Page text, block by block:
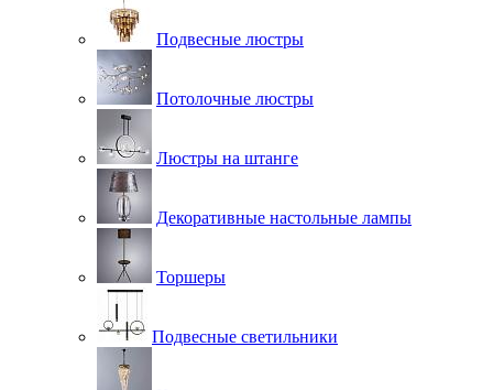
Подвесные люстры
Потолочные люстры
Люстры на штанге
Декоративные настольные лампы
Торшеры
Подвесные светильники